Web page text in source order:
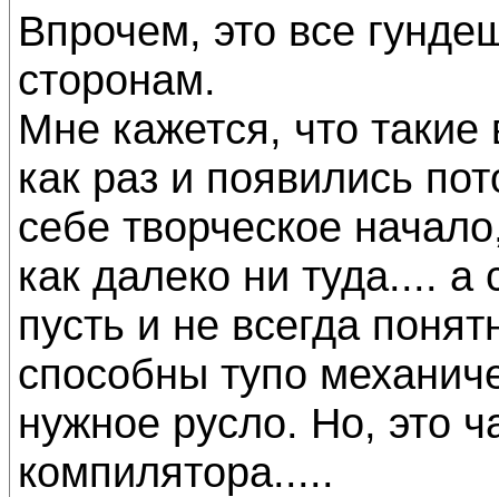
Впрочем, это все
сторонам.
Мне кажется, что
как раз и появились
себе творческое
как далеко ни туда....
пусть и не всегда
способны тупо
нужное русло. Но, это
компилятора.....